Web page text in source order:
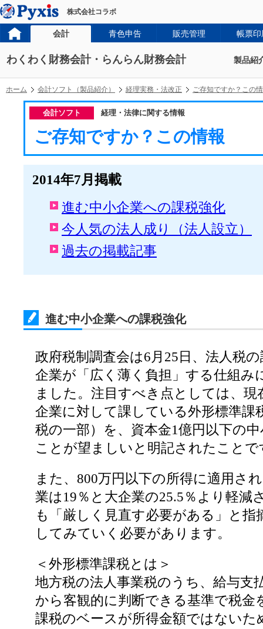
株式会社コラボ
会計 青色申告 販売管理 帳票印
わくわく財務会計・らんらん財務会計 製品紹
ホーム 会計ソフト（製品紹介） 経理実務・法改正 ご存知ですか？この
会計ソフト 経理・法律に関する情報
ご存知ですか？この情報
2014年7月掲載
進む中小企業への課税強化
今人気の法人成り（法人設立）
過去の掲載記事
進む中小企業への課税強化
政府税制調査会は6月25日、法人税
企業が「広く薄く負担」する仕組み
ました。注目すべき点としては、現
企業に対して課している外形標準課
税の一部）を、資本金1億円以下の
ことが望ましいと明記されたことで
また、800万円以下の所得に適用さ
業は19％と大企業の25.5％より軽減
も「厳しく見直す必要がある」と指
してみていく必要があります。
＜外形標準課税とは＞
地方税の法人事業税のうち、給与支
から客観的に判断できる基準で税金
課税のベースが所得金額ではないた